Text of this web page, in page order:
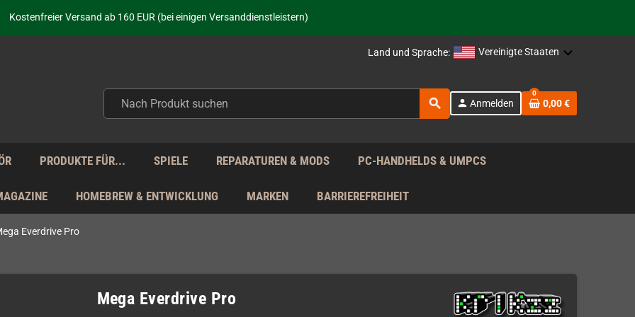
Kostenfreier Versand ab 160 EUR (bei einigen Versanddienstleistern)
Seit über 20 Jahren Deine Anlaufstelle für neue Retro-Hardware!
Täglicher Versand Mo - Fr aus Deutschland - zollfrei innerhalb der EU!
Land und Sprache: Vereinigte Staaten
search person Anmelden
0
0,00 €
PRODUKTE FÜR... SPIELE REPARATUREN & MODS PC-HANDHELDS & UMPCS
HOMEBREW & ENTWICKLUNG MARKEN BARRIEREFREIHEIT
Everdrive Pro
Mega Everdrive Pro